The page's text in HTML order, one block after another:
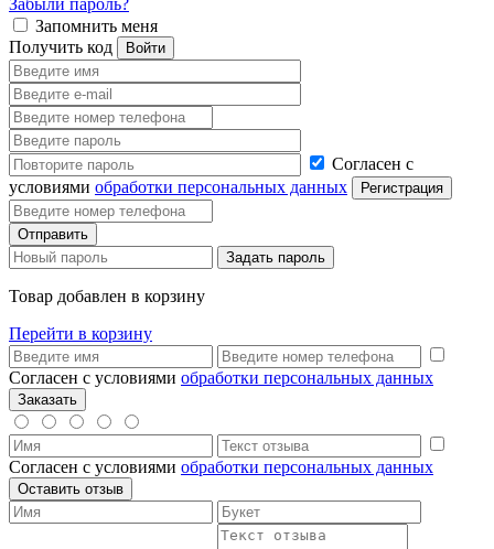
Забыли пароль?
Запомнить меня
Получить код
Согласен с
условиями обработки персональных данных
Товар добавлен в корзину
Перейти в корзину
Согласен с условиями обработки персональных данных
Согласен с условиями обработки персональных данных